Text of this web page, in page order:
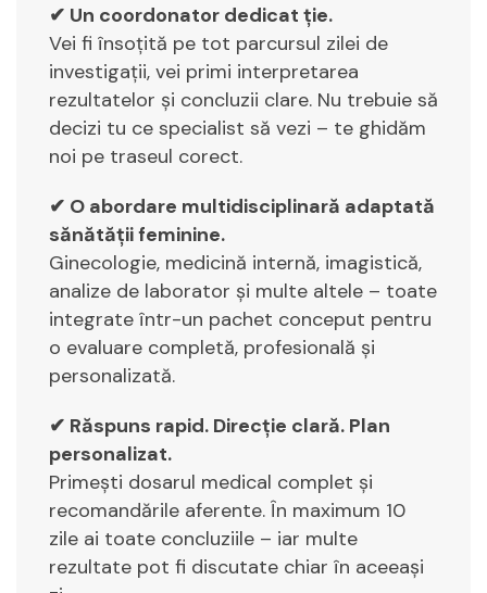
✔ Un coordonator dedicat ție.
Vei fi însoțită pe tot parcursul zilei de
investigații, vei primi interpretarea
rezultatelor și concluzii clare. Nu trebuie să
decizi tu ce specialist să vezi – te ghidăm
noi pe traseul corect.
✔ O abordare multidisciplinară adaptată
sănătății feminine.
Ginecologie, medicină internă, imagistică,
analize de laborator și multe altele – toate
integrate într-un pachet conceput pentru
o evaluare completă, profesională și
personalizată.
✔ Răspuns rapid. Direcție clară. Plan
personalizat.
Primești dosarul medical complet și
recomandările aferente. În maximum 10
zile ai toate concluziile – iar multe
rezultate pot fi discutate chiar în aceeași